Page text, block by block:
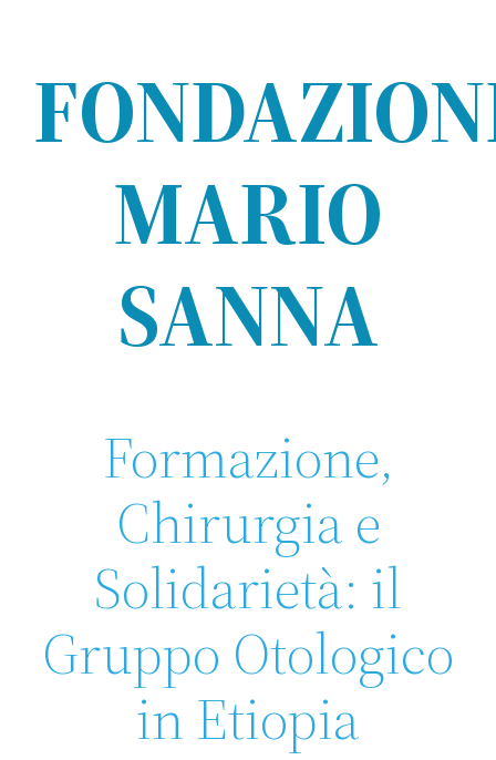
MARIO
SANNA
Formazione,
Chirurgia e
Solidarietà: il
Gruppo Otologico
in Etiopia